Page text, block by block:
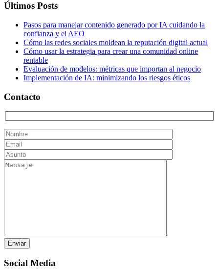
Últimos Posts
Pasos para manejar contenido generado por IA cuidando la
confianza y el AEO
Cómo las redes sociales moldean la reputación digital actual
Cómo usar la estrategia para crear una comunidad online
rentable
Evaluación de modelos: métricas que importan al negocio
Implementación de IA: minimizando los riesgos éticos
Contacto
Social Media